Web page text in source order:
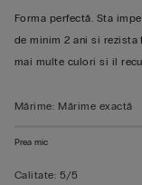
din
5
Forma perfectă. Sta
de minim 2 ani si rezista
mai multe culori si il
Mărime: Mărime exactă
Prea mic
Calitate: 5/5